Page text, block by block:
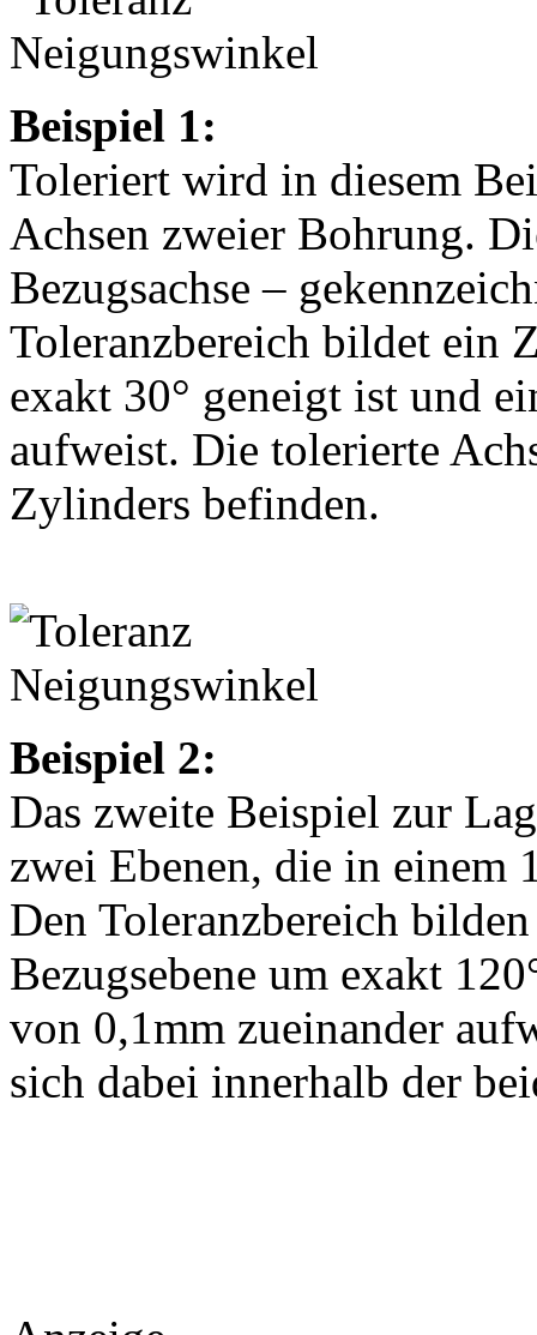
Beispiel 1:
Toleriert wird in diesem
Achsen zweier Bohrung.
Bezugsachse –
Toleranzbereich bildet ein
exakt 30° geneigt ist und
aufweist. Die tolerierte
Zylinders befinden.
Beispiel 2:
Das zweite Beispiel zur
zwei Ebenen, die in einem
Den Toleranzbereich
Bezugsebene um exakt
von 0,1mm zueinander
sich dabei innerhalb der